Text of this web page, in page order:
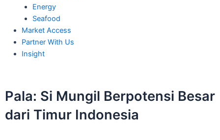
Energy
Seafood
Market Access
Partner With Us
Insight
Pala: Si Mungil Berpotensi Besar
dari Timur Indonesia